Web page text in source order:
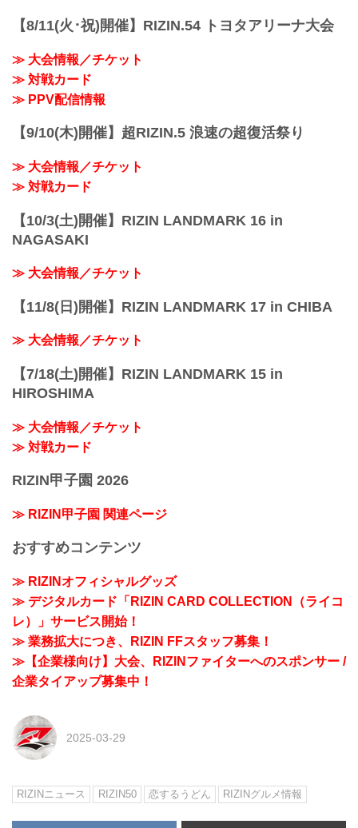
全試合リアルタイムで視聴しよう！
【8/11(火･祝)開催】RIZIN.54 トヨタアリーナ大会
≫ 大会情報／チケット
≫ 対戦カード
≫ PPV配信情報
【9/10(木)開催】超RIZIN.5 浪速の超復活祭り
≫ 大会情報／チケット
≫ 対戦カード
【10/3(土)開催】RIZIN LANDMARK 16 in
NAGASAKI
≫ 大会情報／チケット
【11/8(日)開催】RIZIN LANDMARK 17 in CHIBA
≫ 大会情報／チケット
【7/18(土)開催】RIZIN LANDMARK 15 in
HIROSHIMA
≫ 大会情報／チケット
≫ 対戦カード
RIZIN甲子園 2026
≫ RIZIN甲子園 関連ページ
おすすめコンテンツ
≫ RIZINオフィシャルグッズ
≫ デジタルカード「RIZIN CARD COLLECTION（ライコ
レ）」サービス開始！
≫ 業務拡大につき、RIZIN FFスタッフ募集！
≫【企業様向け】大会、RIZINファイターへのスポンサー /
企業タイアップ募集中！
2025-03-29
RIZINニュース RIZIN50 恋するうどん RIZINグルメ情報